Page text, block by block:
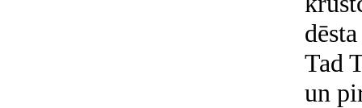
Tad
un